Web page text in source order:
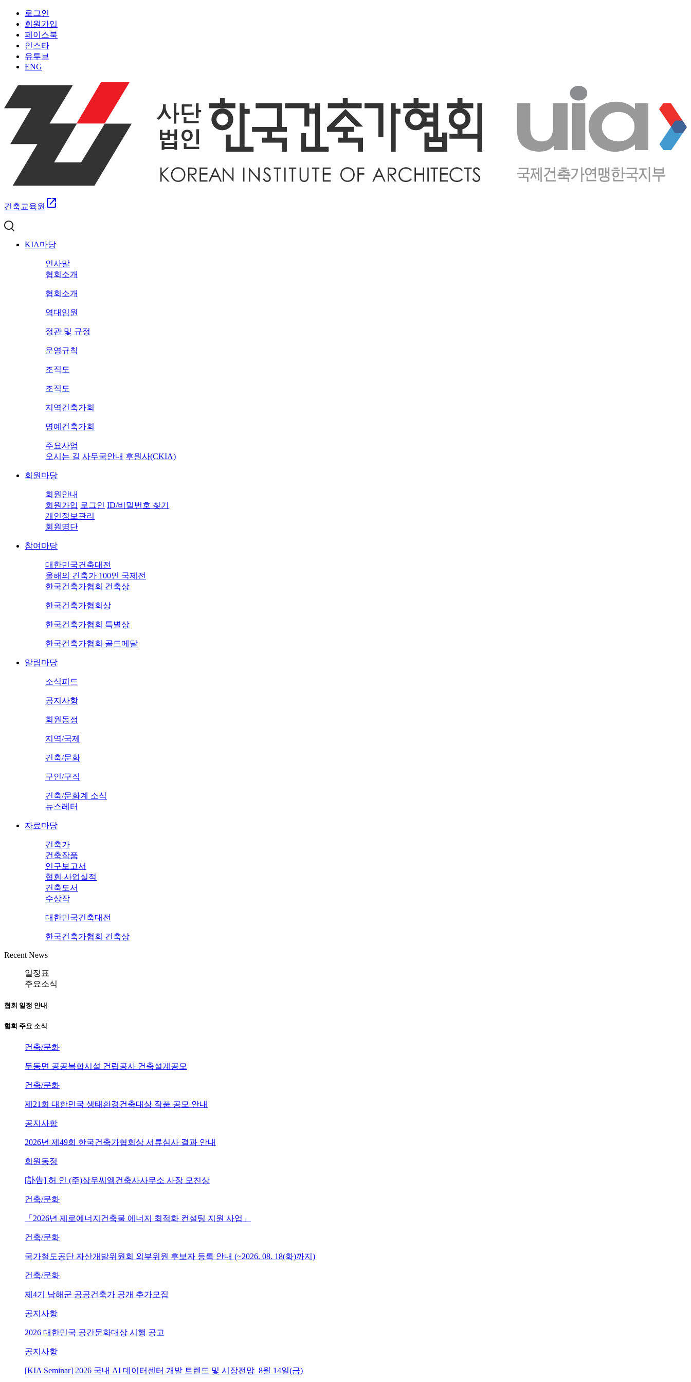
로그인
회원가입
페이스북
인스타
유투브
ENG
건축교육원 open_in_new
KIA마당
인사말
협회소개
협회소개
역대임원
정관 및 규정
운영규칙
조직도
조직도
지역건축가회
명예건축가회
주요사업
오시는 길 사무국안내 후원사(CKIA)
회원마당
회원안내
회원가입 로그인 ID/비밀번호 찾기
개인정보관리
회원명단
참여마당
대한민국건축대전
올해의 건축가 100인 국제전
한국건축가협회 건축상
한국건축가협회상
한국건축가협회 특별상
한국건축가협회 골드메달
알림마당
소식피드
공지사항
회원동정
지역/국제
건축/문화
구인/구직
건축/문화계 소식
뉴스레터
자료마당
건축가
건축작품
연구보고서
협회 사업실적
건축도서
수상작
대한민국건축대전
한국건축가협회 건축상
Recent News
일정표
주요소식
협회 일정 안내
협회 주요 소식
건축/문화
두동면 공공복합시설 건립공사 건축설계공모
건축/문화
제21회 대한민국 생태환경건축대상 작품 공모 안내
공지사항
2026년 제49회 한국건축가협회상 서류심사 결과 안내
회원동정
[訃告] 허 인 (주)삼우씨엠건축사사무소 사장 모친상
건축/문화
「2026년 제로에너지건축물 에너지 최적화 컨설팅 지원 사업」
건축/문화
국가철도공단 자산개발위원회 외부위원 후보자 등록 안내 (~2026. 08. 18(화)까지)
건축/문화
제4기 남해군 공공건축가 공개 추가모집
공지사항
2026 대한민국 공간문화대상 시행 공고
공지사항
[KIA Seminar] 2026 국내 AI 데이터센터 개발 트렌드 및 시장전망_8월 14일(금)